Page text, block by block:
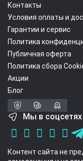
Контакты
Условия оплаты и
Гарантии и сервис
Политика
Публичная оферта
Политика сбора
Акции
Блог
Мы в соцсетях
Контент сайта не